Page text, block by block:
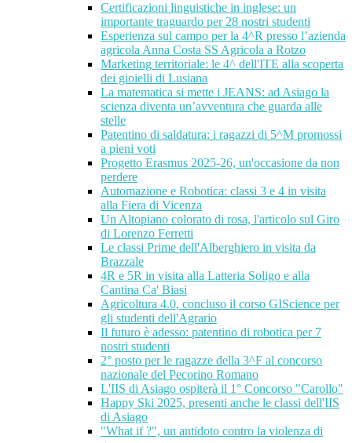
Certificazioni linguistiche in inglese: un
importante traguardo per 28 nostri studenti
Esperienza sul campo per la 4^R presso l’azienda
agricola Anna Costa SS Agricola a Rotzo
Marketing territoriale: le 4^ dell'ITE alla scoperta
dei gioielli di Lusiana
La matematica si mette i JEANS: ad Asiago la
scienza diventa un’avventura che guarda alle
stelle
Patentino di saldatura: i ragazzi di 5^M promossi
a pieni voti
Progetto Erasmus 2025-26, un'occasione da non
perdere
Automazione e Robotica: classi 3 e 4 in visita
alla Fiera di Vicenza
Un Altopiano colorato di rosa, l'articolo sul Giro
di Lorenzo Ferretti
Le classi Prime dell'Alberghiero in visita da
Brazzale
4R e 5R in visita alla Latteria Soligo e alla
Cantina Ca' Biasi
Agricoltura 4.0, concluso il corso GIScience per
gli studenti dell'Agrario
Il futuro è adesso: patentino di robotica per 7
nostri studenti
2° posto per le ragazze della 3^F al concorso
nazionale del Pecorino Romano
L'IIS di Asiago ospiterà il 1° Concorso "Carollo"
Happy Ski 2025, presenti anche le classi dell'IIS
di Asiago
"What if ?", un antidoto contro la violenza di